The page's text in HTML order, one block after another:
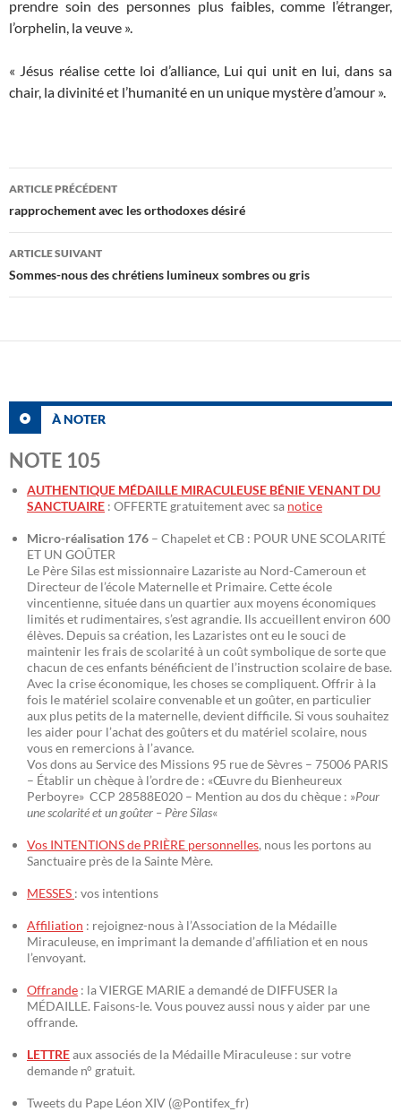
prendre soin des personnes plus faibles, comme l’étranger,
l’orphelin, la veuve ».
« Jésus réalise cette loi d’alliance, Lui qui unit en lui, dans sa
chair, la divinité et l’humanité en un unique mystère d’amour ».
Navigation
des
articles
ARTICLE PRÉCÉDENT
rapprochement avec les orthodoxes désiré
ARTICLE SUIVANT
Sommes-nous des chrétiens lumineux sombres ou gris
À NOTER
NOTE 105
AUTHENTIQUE MÉDAILLE MIRACULEUSE BÉNIE VENANT DU
SANCTUAIRE : OFFERTE gratuitement avec sa notice
Micro-réalisation 176 – Chapelet et CB : POUR UNE SCOLARITÉ
ET UN GOÛTER
Le Père Silas est missionnaire Lazariste au Nord-Cameroun et
Directeur de l’école Maternelle et Primaire. Cette école
vincentienne, située dans un quartier aux moyens économiques
limités et rudimentaires, s’est agrandie. Ils accueillent environ 600
élèves. Depuis sa création, les Lazaristes ont eu le souci de
maintenir les frais de scolarité à un coût symbolique de sorte que
chacun de ces enfants bénéficient de l’instruction scolaire de base.
Avec la crise économique, les choses se compliquent. Offrir à la
fois le matériel scolaire convenable et un goûter, en particulier
aux plus petits de la maternelle, devient difficile. Si vous souhaitez
les aider pour l’achat des goûters et du matériel scolaire, nous
vous en remercions à l’avance.
Vos dons au Service des Missions 95 rue de Sèvres – 75006 PARIS
– Établir un chèque à l’ordre de : «Œuvre du Bienheureux
Perboyre» CCP 28588E020 – Mention au dos du chèque : »Pour
une scolarité et un goûter – Père Silas«
Vos INTENTIONS de PRIÈRE personnelles, nous les portons au
Sanctuaire près de la Sainte Mère.
MESSES : vos intentions
Affiliation : rejoignez-nous à l’Association de la Médaille
Miraculeuse, en imprimant la demande d’affiliation et en nous
l’envoyant.
Offrande : la VIERGE MARIE a demandé de DIFFUSER la
MÉDAILLE. Faisons-le. Vous pouvez aussi nous y aider par une
offrande.
LETTREaux associés de la Médaille Miraculeuse : sur votre
demande n° gratuit.
Tweets du Pape Léon XIV (@Pontifex_fr)